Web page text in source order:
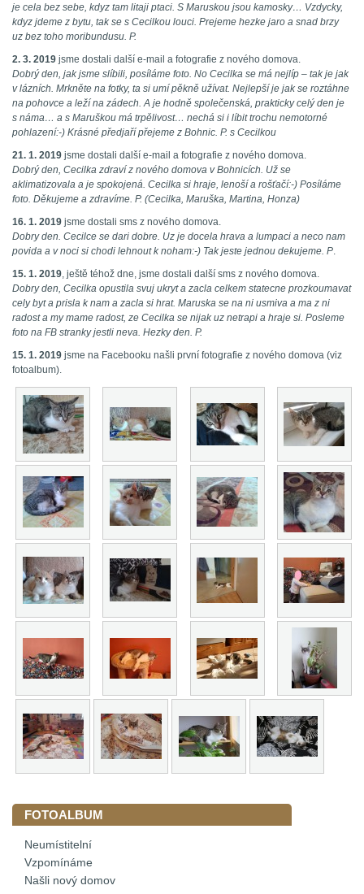
je cela bez sebe, kdyz tam litaji ptaci. S Maruskou jsou kamosky… Vzdycky,
kdyz jdeme z bytu, tak se s Cecilkou louci. Prejeme hezke jaro a snad brzy
uz bez toho moribundusu. P.
2. 3. 2019 jsme dostali další e-mail a fotografie z nového domova.
Dobrý den, jak jsme slíbili, posíláme foto. No Cecilka se má nejlíp – tak je jak
v lázních. Mrkněte na fotky, ta si umí pěkně užívat. Nejlepší je jak se roztáhne
na pohovce a leží na zádech. A je hodně společenská, prakticky celý den je
s náma… a s Maruškou má trpělivost… nechá si i líbit trochu nemotorné
pohlazení:-) Krásné předjaří přejeme z Bohnic. P. s Cecilkou
21. 1. 2019 jsme dostali další e-mail a fotografie z nového domova.
Dobrý den, Cecilka zdraví z nového domova v Bohnicích. Už se
aklimatizovala a je spokojená. Cecilka si hraje, lenoší a rošťačí:-) Posíláme
foto. Děkujeme a zdravíme. P. (Cecilka, Maruška, Martina, Honza)
16. 1. 2019 jsme dostali sms z nového domova.
Dobry den. Cecilce se dari dobre. Uz je docela hrava a lumpaci a neco nam
povida a v noci si chodi lehnout k noham:-) Tak jeste jednou dekujeme. P.
15. 1. 2019, ještě téhož dne, jsme dostali další sms z nového domova.
Dobry den, Cecilka opustila svuj ukryt a zacla celkem statecne prozkoumavat
cely byt a prisla k nam a zacla si hrat. Maruska se na ni usmiva a ma z ni
radost a my mame radost, ze Cecilka se nijak uz netrapi a hraje si. Posleme
foto na FB stranky jestli neva. Hezky den. P.
15. 1. 2019 jsme na Facebooku našli první fotografie z nového domova (viz
fotoalbum).
FOTOALBUM
Neumístitelní
Vzpomínáme
Našli nový domov